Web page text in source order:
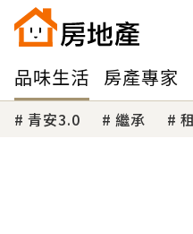
品味生活 房產專家
青安3.0 繼承